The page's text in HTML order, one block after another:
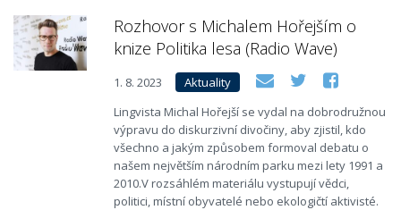
Rozhovor s Michalem Hořejším o
knize Politika lesa (Radio Wave)
1. 8. 2023
Aktuality
Lingvista Michal Hořejší se vydal na dobrodružnou
výpravu do diskurzivní divočiny, aby zjistil, kdo
všechno a jakým způsobem formoval debatu o
našem největším národním parku mezi lety 1991 a
2010.V rozsáhlém materiálu vystupují vědci,
politici, místní obyvatelé nebo ekologičtí aktivisté.